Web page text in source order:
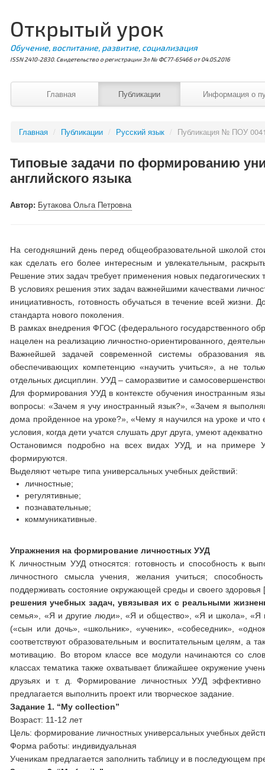
Открытый урок
Обучение, воспитание, развитие, социализация
ISSN 2410-2830. Свидетельство о регистрации Эл № ФС77-65466 от 04.05.2016
Главная Публикации Информация о
Главная / Публикации / Русский язык / Публикация № ПОУ
Типовые задачи по формированию
английского языка
Автор: Бутакова Ольга Петровна
На сегодняшний день перед общеобразовательной школой
как сделать его более интересным и увлекательным,
Решение этих задач требует применения новых
В условиях решения этих задач важнейшими качествами
инициативность, готовность обучаться в течение всей
стандарта нового поколения.
В рамках внедрения ФГОС (федерального государственного
нацелен на реализацию личностно-ориентированного,
Важнейшей задачей современной системы образования
обеспечивающих компетенцию «научить учиться», а не
отдельных дисциплин. УУД – саморазвитие и
Для формирования УУД в контексте обучения иностранным
вопросы: «Зачем я учу иностранный язык?», «Зачем я
дома пройденное на уроке?», «Чему я научился на уроке и
условия, когда дети учатся слушать друг друга, умеют
Остановимся подробно на всех видах УУД, и на примере
формируются.
Выделяют четыре типа универсальных учебных действий:
личностные;
регулятивные;
познавательные;
коммуникативные.
Упражнения на формирование личностных УУД
К личностным УУД относятся: готовность и способность к
личностного смысла учения, желания учиться;
поддерживать состояние окружающей среды и своего
решения учебных задач, увязывая их с реальными
семья», «Я и другие люди», «Я и общество», «Я и школа», «Я
(«сын или дочь», «школьник», «ученик», «собеседник»,
соответствуют образовательным и воспитательным целям, а
мотивацию. Во втором классе все модули начинаются со
классах тематика также охватывает ближайшее окружение
друзьях и т. д. Формирование личностных УУД
предлагается выполнить проект или творческое задание.
Задание 1. “Mycollection”
Возраст: 11-12 лет
Цель: формирование личностных универсальных учебных
Форма работы: индивидуальная
Ученикам предлагается заполнить таблицу и в последующем